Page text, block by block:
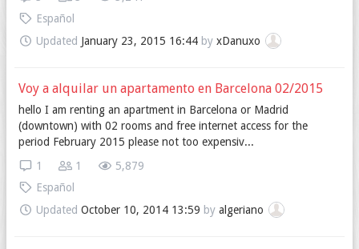
Español
Updated January 23, 2015 16:44by xDanuxo
Voy a alquilar un apartamento en Barcelona 02/2015
hello I am renting an apartment in Barcelona or Madrid
(downtown) with 02 rooms and free internet access for the
period February 2015 please not too expensiv...
5,879
1
1
Español
Updated October 10, 2014 13:59 by algeriano